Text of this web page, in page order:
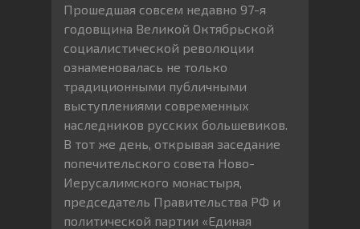
Прошедшая совсем недавно 97-я
годовщина Великой Октябрьской
социалистической революции
ознаменовалась не только
традиционными публичными
выступлениями современных
наследников русских большевиков.
В тот же день, открывая заседание
попечительского совета Ново-
Иерусалимского монастыря,
председатель Правительства РФ и
политической партии «Единая